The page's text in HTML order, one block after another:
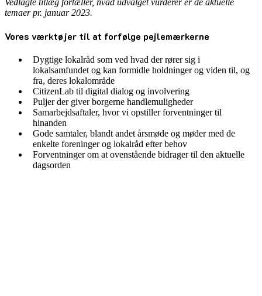
temaer pr. januar 2023.
Vores værktøjer til at forfølge pejlemærkerne
Dygtige lokalråd som ved hvad der rører sig i
lokalsamfundet og kan formidle holdninger og viden til, og
fra, deres lokalområde
CitizenLab til digital dialog og involvering
Puljer der giver borgerne handlemuligheder
Samarbejdsaftaler, hvor vi opstiller forventninger til
hinanden
Gode samtaler, blandt andet årsmøde og møder med de
enkelte foreninger og lokalråd efter behov
Forventninger om at ovenstående bidrager til den aktuelle
dagsorden